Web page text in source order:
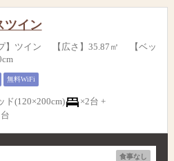
ツイン
プ】ツイン 【広さ】35.87㎡ 【ベッ
無料WiFi
ド(120×200cm)
×2台 +
食事なし